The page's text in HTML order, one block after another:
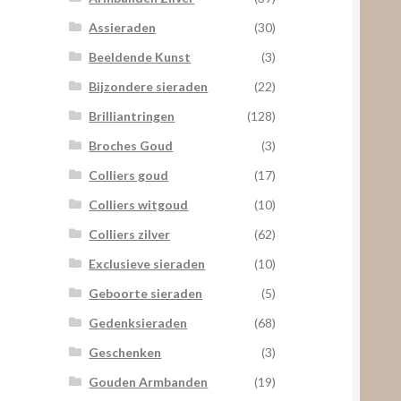
Assieraden
(30)
Beeldende Kunst
(3)
Bijzondere sieraden
(22)
Brilliantringen
(128)
Broches Goud
(3)
Colliers goud
(17)
Colliers witgoud
(10)
Colliers zilver
(62)
Exclusieve sieraden
(10)
Geboorte sieraden
(5)
Gedenksieraden
(68)
Geschenken
(3)
Gouden Armbanden
(19)